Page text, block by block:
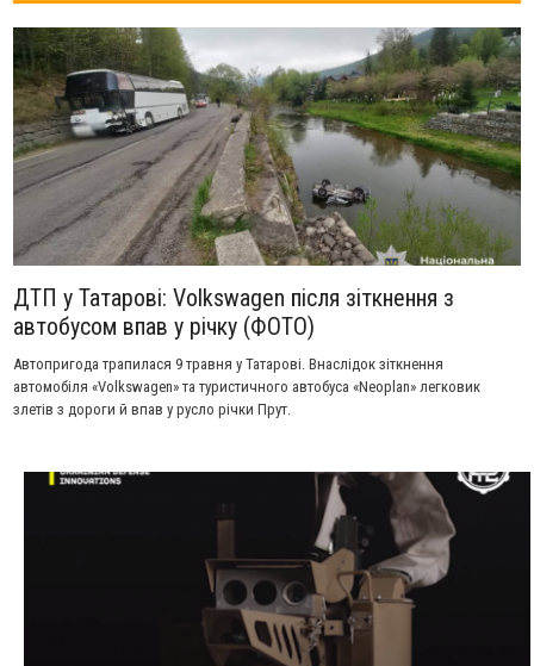
ДТП у Татарові: Volkswagen після зіткнення з
автобусом впав у річку (ФОТО)
Автопригода трапилася 9 травня у Татарові. Внаслідок зіткнення
автомобіля «Volkswagen» та туристичного автобуса «Neoplan» легковик
злетів з дороги й впав у русло річки Прут.